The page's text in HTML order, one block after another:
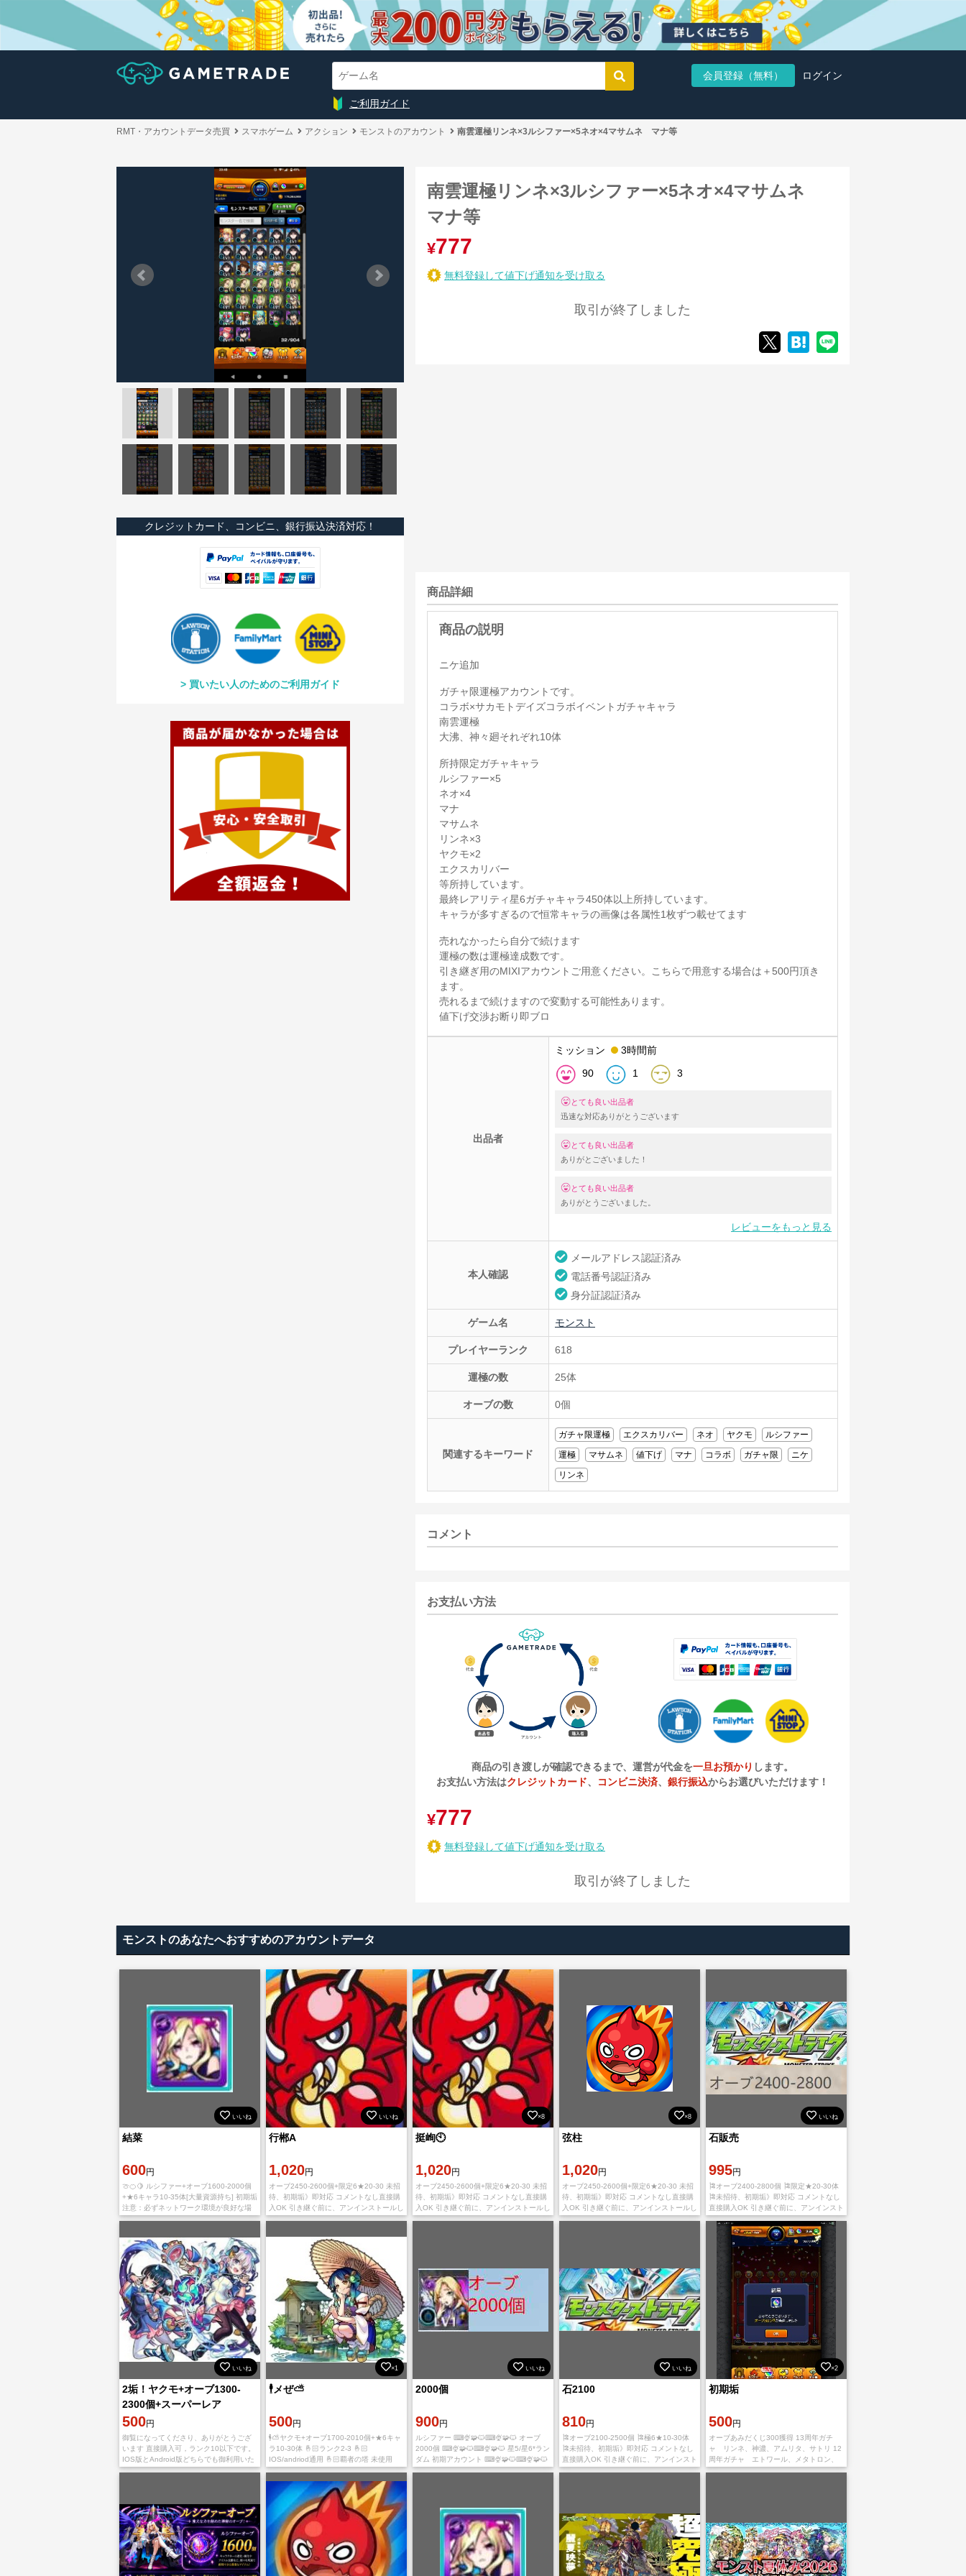
会員登録（無料） ログイン
ご利用ガイド
RMT・アカウントデータ売買 スマホゲーム アクション モンストのアカウント 南雲運極リンネ×3ルシファー×5ネオ×4マサムネ マナ等
クレジットカード、コンビニ、銀行振込決済対応！
買いたい人のためのご利用ガイド
南雲運極リンネ×3ルシファー×5ネオ×4マサムネ
マナ等
¥777
無料登録して値下げ通知を受け取る
取引が終了しました
商品詳細
ニケ追加
ガチャ限運極アカウントです。
コラボ×サカモトデイズコラボイベントガチャキャラ
南雲運極
大沸、神々廻それぞれ10体
所持限定ガチャキャラ
ルシファー×5
ネオ×4
マナ
マサムネ
リンネ×3
ヤクモ×2
エクスカリバー
等所持しています。
最終レアリティ星6ガチャキャラ450体以上所持しています。
キャラが多すぎるので恒常キャラの画像は各属性1枚ずつ載せてます
売れなかったら自分で続けます
運極の数は運極達成数です。
引き継ぎ用のMIXIアカウントご用意ください。こちらで用意する場合は＋500円頂き
ます。
売れるまで続けますので変動する可能性あります。
値下げ交渉お断り即ブロ
出品者
ミッション 3時間前
90 1 3
とても良い出品者
迅速な対応ありがとうございます
とても良い出品者
ありがとございました！
とても良い出品者
ありがとうございました。
レビューをもっと見る
本人確認
メールアドレス認証済み
電話番号認証済み
身分証認証済み
ゲーム名 モンスト
プレイヤーランク 618
運極の数 25体
オーブの数 0個
関連するキーワード
ガチャ限運極 エクスカリバー ネオ ヤクモ
ルシファー
運極
マサムネ 値下げ マナ コラボ ガチャ限
ニケ
リンネ
コメント
お支払い方法
商品の引き渡しが確認できるまで、運営が代金を一旦お預かり します。
お支払い方法はクレジットカード、 コンビニ決済、 銀行振込からお選びいただけます！
¥777
無料登録して値下げ通知を受け取る
取引が終了しました
モンストのあなたへおすすめのアカウントデータ
いいね
結菜
600円
🍈🍊🍋 ルシファー+オーブ1600-2000個
+★6キャラ10-35体[大量資源持ち] 初期垢
注意：必ずネットワーク環境が良好な場
合にMIXIIDに登録してください。引き継
いいね
行郴A
1,020円
オーブ2450-2600個+限定6★20-30 未招
待、初期垢》即対応 コメントなし直接購
入OK 引き継ぐ前に、アンインストールし
て新たにインストールする必要がありま
×8
挺峋🕙
1,020円
オーブ2450-2600個+限定6★20-30 未招
待、初期垢》即対応 コメントなし直接購
入OK 引き継ぐ前に、アンインストールし
て新たにインストールする必要がありま
×8
弦柱
1,020円
オーブ2450-2600個+限定6★20-30 未招
待、初期垢》即対応 コメントなし直接購
入OK 引き継ぐ前に、アンインストールし
て新たにインストールする必要がありま
いいね
石販売
995円
🎏オーブ2400-2800個 🎏限定★20-30体
🎏未招待、初期垢》即対応 コメントなし
直接購入OK 引き継ぐ前に、アンインスト
ールして新たにインストールする必要が
あります。 IOS版とAndroid
いいね
2垢！ヤクモ+オーブ1300-
2300個+スーパーレア
6★【10-30個】+6★4★
500円
御覧になってくださり、ありがとうござ
います 直接購入可，ランク10以下です。
IOS版とAndroid版どちらでも御利用いた
だけ。 おまけ物等付け残り分をmailboxに
×1
🕴メぜ⛅
500円
🕴⛅ヤクモ+オーブ1700-2010個+★6キャ
ラ10-30体 🤞🏻ランク2-3 🤞🏻
IOS/andriod通用 🤞🏻覇者の塔 未使用
🤞🏻追憶の書庫未進行 🤞🏻ストーリー 未
進行 🤞🏻
いいね
2000個
900円
ルシファー ⌨🍨🧩🐱⌨🍨🧩🐱 オーブ
2000個 ⌨🍨🧩🐱⌨🍨🧩🐱 星5/星6*ラン
ダム 初期アカウント ⌨🍨🧩🐱⌨🍨🧩🐱
MIXIアカウント 引き継ぎの際の注意 チュ
いいね
石2100
810円
🎏オーブ2100-2500個 🎏極6★10-30体
🎏未招待、初期垢》即対応 コメントなし
直接購入OK 引き継ぐ前に、アンインスト
ールして新たにインストールする必要が
×2
初期垢
500円
オーブあみだくじ300獲得 13周年ガチ
ャ リンネ、神濃、アムリタ、サトリ 12
周年ガチャ エトワール、メタトロン、
包青天 ノーマル未クリア 少しずつオーブ